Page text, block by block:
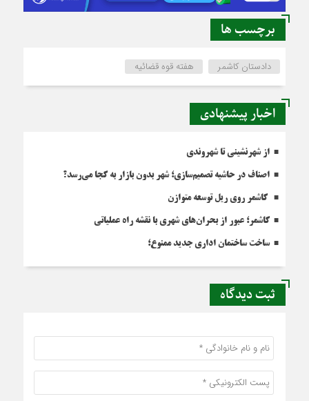
برچسب ها
دادستان کاشمر هفته قوه قضائیه
اخبار پیشنهادی
از شهرنشینی تا شهروندی
اصناف در حاشیه تصمیم‌سازی؛ شهر بدون بازار به کجا می‌رسد؟
کاشمر روی ریل توسعه متوازن
کاشمر؛ عبور از بحران‌های شهری با نقشه راه عملیاتی
ساخت ساختمان اداری جدید ممنوع؛
ثبت دیدگاه